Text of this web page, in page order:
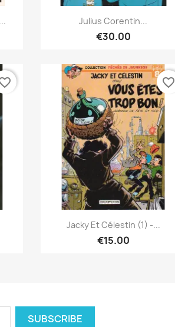
Quick view
Julius Corentin...
€30.00
Quick view
Jacky Et Célestin (1) -...
€15.00
favorite_border